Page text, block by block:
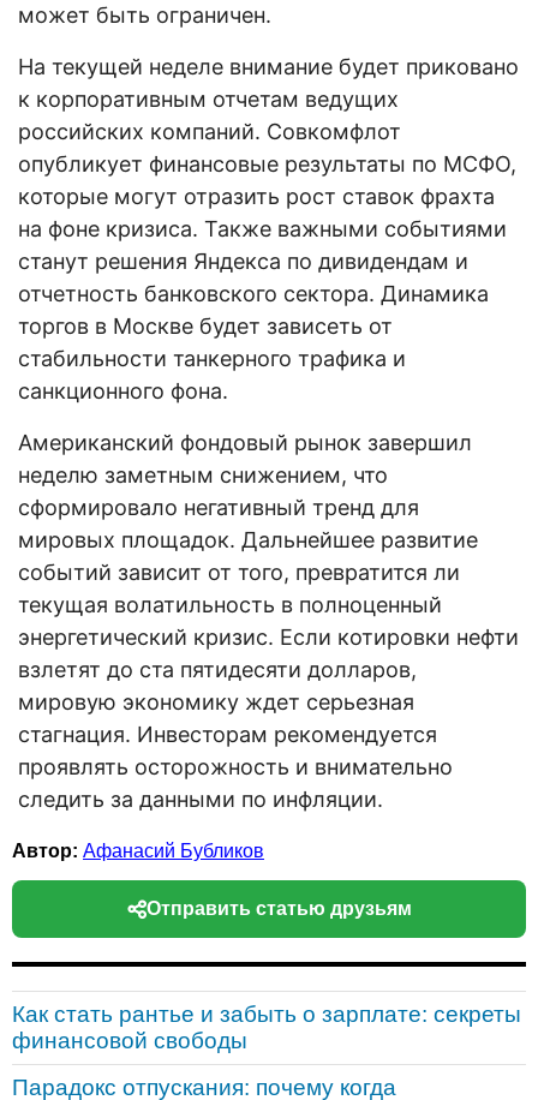
может быть ограничен.
На текущей неделе внимание будет приковано
к корпоративным отчетам ведущих
российских компаний. Совкомфлот
опубликует финансовые результаты по МСФО,
которые могут отразить рост ставок фрахта
на фоне кризиса. Также важными событиями
станут решения Яндекса по дивидендам и
отчетность банковского сектора. Динамика
торгов в Москве будет зависеть от
стабильности танкерного трафика и
санкционного фона.
Американский фондовый рынок завершил
неделю заметным снижением, что
сформировало негативный тренд для
мировых площадок. Дальнейшее развитие
событий зависит от того, превратится ли
текущая волатильность в полноценный
энергетический кризис. Если котировки нефти
взлетят до ста пятидесяти долларов,
мировую экономику ждет серьезная
стагнация. Инвесторам рекомендуется
проявлять осторожность и внимательно
следить за данными по инфляции.
Автор: Афанасий Бубликов
Отправить статью друзьям
Как стать рантье и забыть о зарплате: секреты
финансовой свободы
Парадокс отпускания: почему когда